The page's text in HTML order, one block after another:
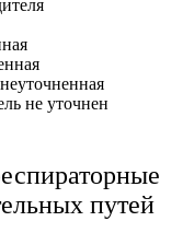
не уточнен
путей